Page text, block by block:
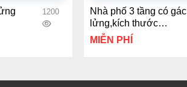
1200
Nhà phố 3 tầng có gác
lửng,kích thước
4×9.25m
MIỄN PHÍ